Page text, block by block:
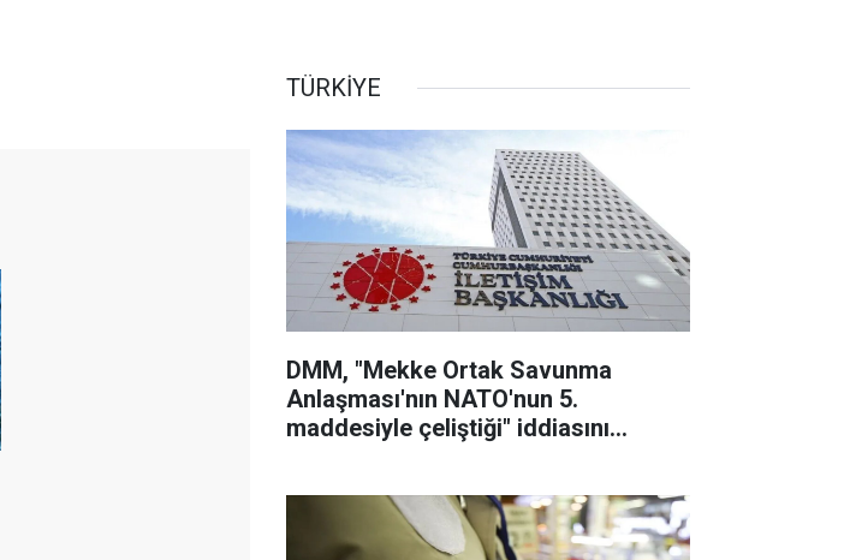
TÜRKİYE
DMM, "Mekke Ortak Savunma
Anlaşması'nın NATO'nun 5.
maddesiyle çeliştiği" iddiasını